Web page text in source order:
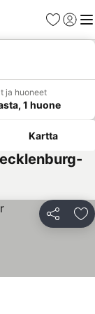
Suosikit
ja huoneet
1 huone
Kartta
Jaa